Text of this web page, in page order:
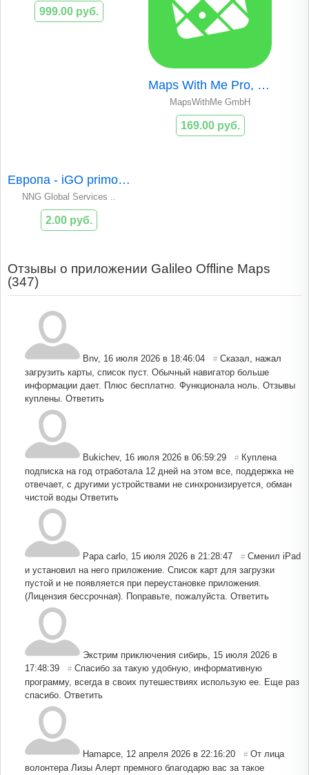
999.00 руб.
Maps With Me Pro, оффлайн карты
MapsWithMe GmbH
169.00 руб.
Европа - iGO primo app
NNG Global Services ..
2.00 руб.
Отзывы о приложении Galileo Offline Maps
(347)
Bnv, 16 июля 2026 в 18:46:04 # Сказал, нажал
загрузить карты, список пуст. Обычный навигатор больше
информации дает. Плюс бесплатно. Функционала ноль. Отзывы
куплены. Ответить
Bukichev, 16 июля 2026 в 06:59:29 # Куплена
подписка на год отработала 12 дней на этом все, поддержка не
отвечает, с другими устройствами не синхронизируется, обман
чистой воды Ответить
Papa carlo 15 июля 2026 в 21:28:47 # Сменил iPad
и установил на него приложение. Список карт для загрузки
пустой и не появляется при переустановке приложения.
(Лицензия бессрочная). Поправьте, пожалуйста. Ответить
Экстрим приключения сибирь 15 июля 2026 в
17:48:39
# Спасибо за такую удобную, информативную
программу, всегда в своих путешествиях использую ее. Еще раз
спасибо. Ответить
Hamapce 12 апреля 2026 в 22:16:20 # От лица
волонтера Лизы Алерт премного благодарю вас за такое